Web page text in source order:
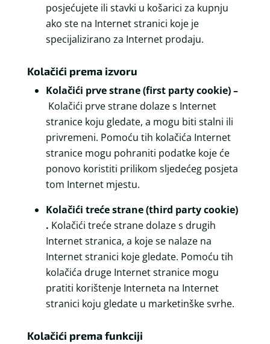
posjećujete ili stavki u košarici za kupnju
ako ste na Internet stranici koje je
specijalizirano za Internet prodaju.
Kolačići prema izvoru
Kolačići prve strane (first party cookie) –
Kolačići prve strane dolaze s Internet
stranice koju gledate, a mogu biti stalni ili
privremeni. Pomoću tih kolačića Internet
stranice mogu pohraniti podatke koje će
ponovo koristiti prilikom sljedećeg posjeta
tom Internet mjestu.
Kolačići treće strane (third party cookie)
. Kolačići treće strane dolaze s drugih
Internet stranica, a koje se nalaze na
Internet stranici koje gledate. Pomoću tih
kolačića druge Internet stranice mogu
pratiti korištenje Interneta na Internet
stranici koju gledate u marketinške svrhe.
Kolačići prema funkciji